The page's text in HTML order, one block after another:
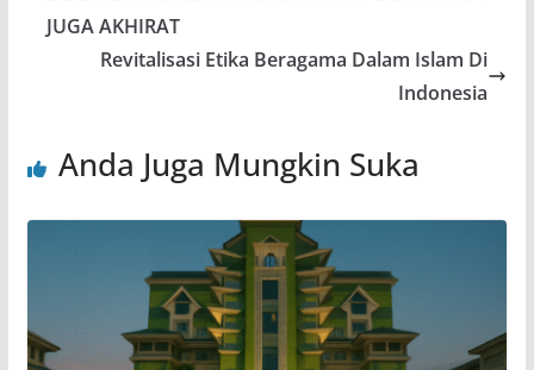
JUGA AKHIRAT
Revitalisasi Etika Beragama Dalam Islam Di
Indonesia
Anda Juga Mungkin Suka